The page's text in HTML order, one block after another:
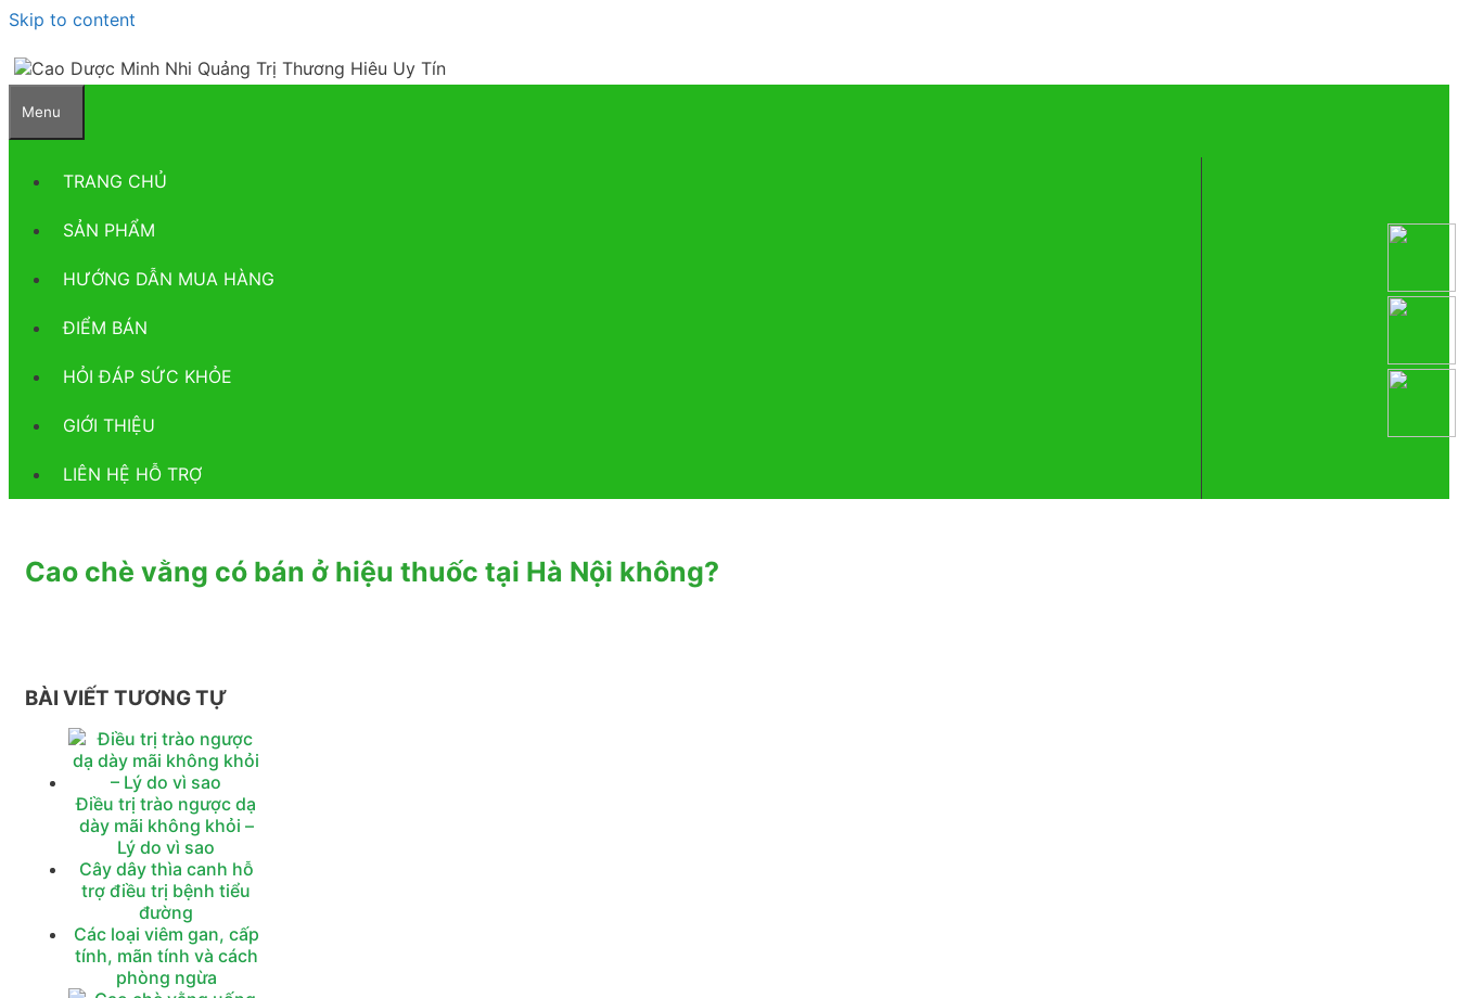
Skip to content
Menu
TRANG CHỦ
SẢN PHẨM
HƯỚNG DẪN MUA HÀNG
ĐIỂM BÁN
HỎI ĐÁP SỨC KHỎE
GIỚI THIỆU
LIÊN HỆ HỖ TRỢ
Cao chè vằng có bán ở hiệu thuốc tại Hà Nội không?
BÀI VIẾT TƯƠNG TỰ
Điều trị trào ngược dạ
dày mãi không khỏi –
Lý do vì sao
Cây dây thìa canh hỗ
trợ điều trị bệnh tiểu
đường
Các loại viêm gan, cấp
tính, mãn tính và cách
phòng ngừa